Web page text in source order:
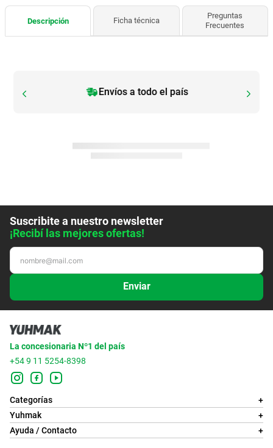
Descripción Ficha técnica
Preguntas
Frecuentes
Envíos a todo el país
Suscribite a nuestro newsletter
¡Recibí las mejores ofertas!
Enviar
La concesionaria Nº1 del país
+54 9 11 5254-8398
Categorías
+
Yuhmak
+
Ayuda / Contacto
+